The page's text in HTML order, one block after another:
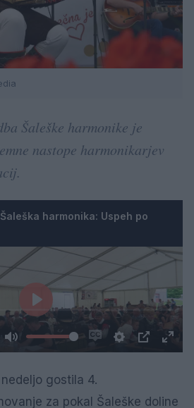
Šaleške harmonike je
nastope harmonikarjev
harmonika: Uspeh po
gostila 4.
za pokal Šaleške doline